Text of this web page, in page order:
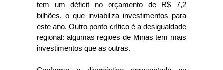
tem um déficit no orçamento de R$ 7,2
bilhões, o que inviabiliza investimentos para
este ano. Outro ponto crítico é a desigualdade
regional: algumas regiões de Minas tem mais
investimentos que as outras.